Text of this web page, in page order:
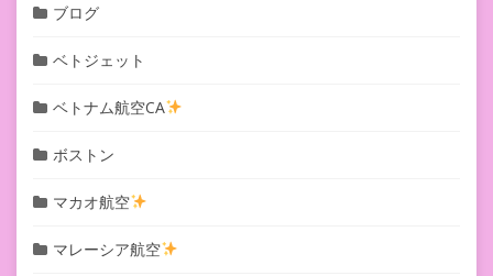
ブログ
ベトジェット
ベトナム航空CA
ボストン
マカオ航空
マレーシア航空